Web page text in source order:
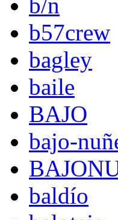
b/n
b57crew
bagley
baile
BAJO
bajo-
baldío